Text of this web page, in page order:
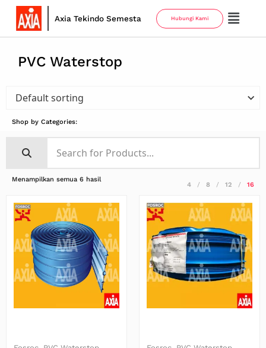
Axia Tekindo Semesta Hubungi Kami
PVC Waterstop
Shop by Categories:
Menampilkan semua 6 hasil
4 8 12 16